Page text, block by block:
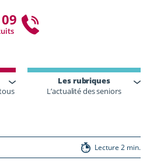
Les rubriques
L’actualité des seniors
Lecture 2 min.